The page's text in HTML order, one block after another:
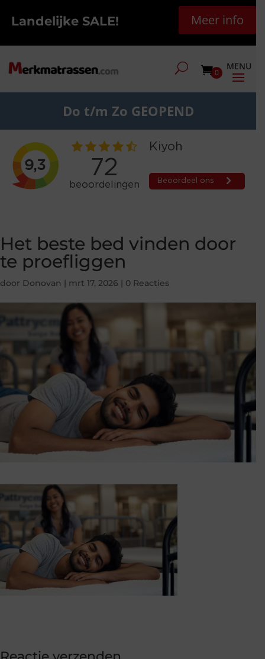
Landelijke SALE! Meer info
0
Do t/m Zo GEOPEND
Het beste bed vinden door
te proefliggen
door Donovan | mrt 17, 2026 | 0 Reacties